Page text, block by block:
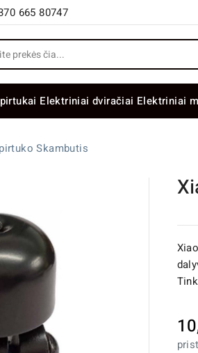
665 80747
Elektriniai dviračiai Elektriniai
Skambutis